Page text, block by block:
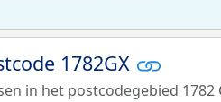
1782GX
in het postcodegebied 1782